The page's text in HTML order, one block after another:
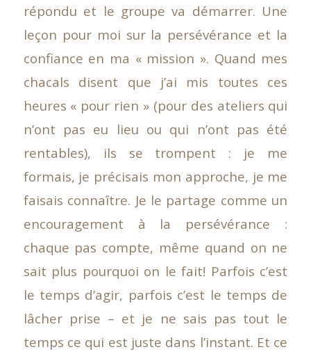
répondu et le groupe va démarrer. Une
leçon pour moi sur la persévérance et la
confiance en ma « mission ». Quand mes
chacals disent que j’ai mis toutes ces
heures « pour rien » (pour des ateliers qui
n’ont pas eu lieu ou qui n’ont pas été
rentables), ils se trompent : je me
formais, je précisais mon approche, je me
faisais connaître. Je le partage comme un
encouragement à la persévérance :
chaque pas compte, même quand on ne
sait plus pourquoi on le fait! Parfois c’est
le temps d’agir, parfois c’est le temps de
lâcher prise – et je ne sais pas tout le
temps ce qui est juste dans l’instant. Et ce